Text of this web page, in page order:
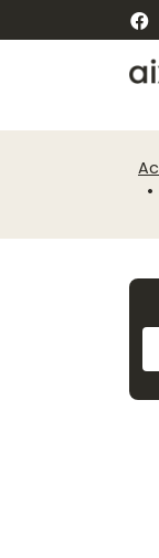
de
Panneau de